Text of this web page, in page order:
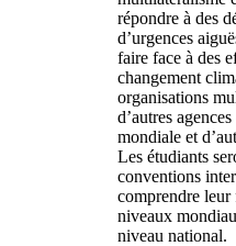
répondre à des
d’urgences
faire face à des
changement
organisations
d’autres
mondiale et
Les étudiants
conventions
comprendre
niveaux
niveau national.